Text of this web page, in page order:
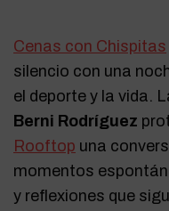
Cenas con Chispitas
silencio con una
el deporte y la vida.
Berni Rodríguez
Rooftop una
momentos
y reflexiones que